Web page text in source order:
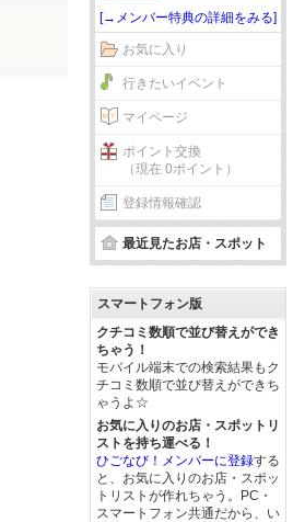
[→メンバー特典の詳細をみる]
お気に入り
行きたいイベント
マイページ
ポイント交換
（現在 0ポイント）
登録情報確認
最近見たお店・スポット
スマートフォン版
クチコミ数順で並び替えができ
ちゃう！
モバイル端末での検索結果もク
チコミ数順で並び替えができち
ゃうよ☆
お気に入りのお店・スポットリ
ストを持ち運べる！
ひごなび！メンバーに登録する
と、お気に入りのお店・スポッ
トリストが作れちゃう。PC・
スマートフォン共通だから、い